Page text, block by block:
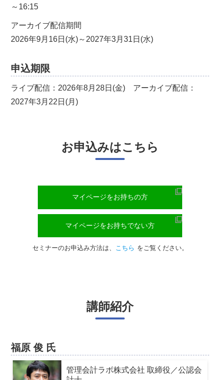
～16:15
アーカイブ配信期間
2026年9月16日(水)～2027年3月31日(水)
申込期限
ライブ配信：2026年8月28日(金) アーカイブ配信：
2027年3月22日(月)
お申込みはこちら
マイページをお持ちの方
マイページをお持ちでない方
セミナーのお申込み方法は、 こちら をご覧ください。
講師紹介
福原 俊 氏
管理会計ラボ株式会社 取締役／公認会